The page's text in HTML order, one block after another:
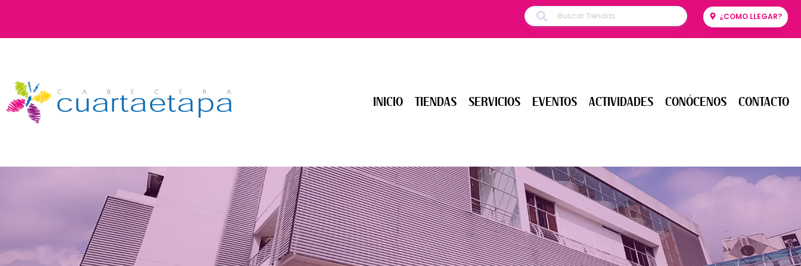
¿COMO LLEGAR?
INICIO TIENDAS SERVICIOS EVENTOS ACTIVIDADES CONÓCENOS CONTACTO
TIENDAS SERVICIOS EVENTOS ACTIVIDADES CONÓCENOS CONTACTO